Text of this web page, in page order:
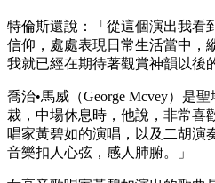
特倫斯還說：「從這個演出我看
信仰，處處表現日常生活當中，
我就已經在期待著觀賞神韻以後
喬治•馬威（George Mcvey）是
裁，中場休息時，他說，非常喜
唱家黃碧如的演唱，以及二胡演
音樂扣人心弦，感人肺腑。」